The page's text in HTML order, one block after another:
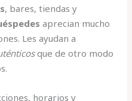
, bares, tiendas y
aprecian mucho
Les ayudan a
que de otro modo
horarios y